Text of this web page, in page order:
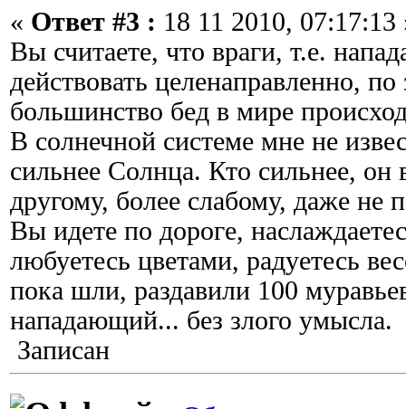
« Ответ #3 : 18 11 2010, 07:17:13
Вы считаете, что враги, т.е.
действовать целенаправленно,
большинство бед в мире
В солнечной системе мне не
сильнее Солнца. Кто сильнее, он
другому, более слабому, даже не
Вы идете по дороге,
любуетесь цветами, радуетесь
пока шли, раздавили 100
нападающий... без злого умысла.
Записан